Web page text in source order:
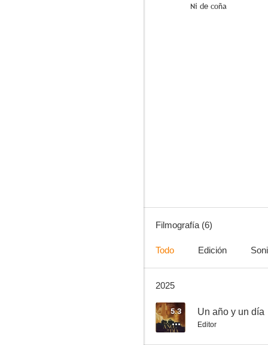
Ni de coña
Filmografía (6)
Todo Edición
2025
5.3 Un año y un día
Editor